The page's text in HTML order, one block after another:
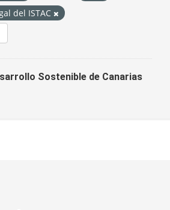
del ISTAC
Sostenible de Canarias